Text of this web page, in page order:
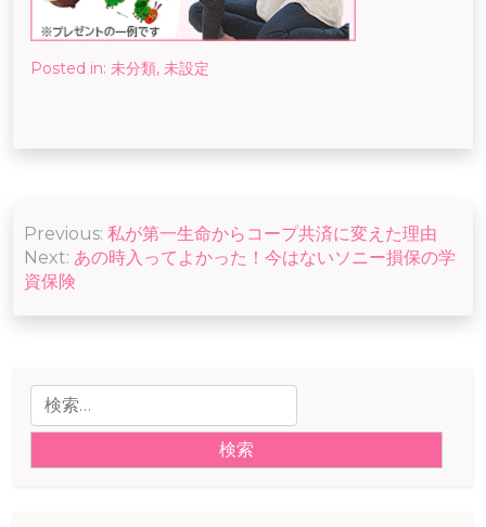
Posted in: 未分類, 未設定
投
稿
ナ
ビ
ー
シ
ョ
Previous: 私が第一生命からコープ共済に変えた理由
Next: あの時入ってよかった！今はないソニー損保の学
資保険
検
索: